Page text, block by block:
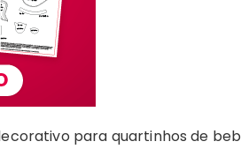
para quartinhos de